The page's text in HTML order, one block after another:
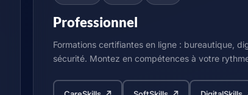
Professionnel
Formations certifiantes en ligne : bureautique,
sécurité. Montez en compétences à votre